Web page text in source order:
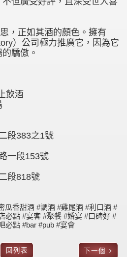
，正如其酒的顏色。擁有
）公司極力推廣它，因為它
驕傲。
飲酒
段383之1號
一段153號
段818號
瓜香甜酒 #調酒 #雞尾酒 #利口酒 #
必點 #宴客 #聚餐 #婚宴 #口碑好 #
必點 #bar #pub #宴會
回列表 下一個